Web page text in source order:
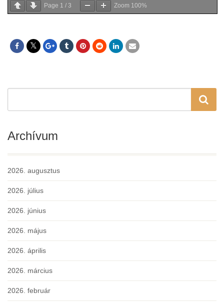
Page 1 / 3 Zoom 100%
Archívum
2026. augusztus
2026. július
2026. június
2026. május
2026. április
2026. március
2026. február